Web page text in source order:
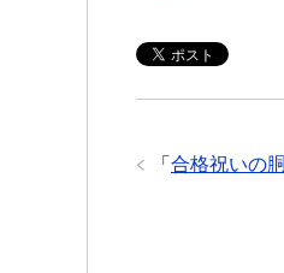
「 合格祝いの